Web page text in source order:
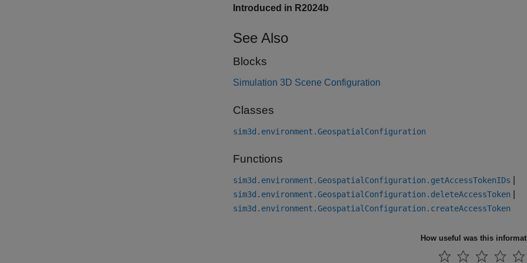
Introduced in R2024b
See Also
Blocks
Simulation 3D Scene Configuration
Classes
sim3d.environment.GeospatialConfiguration
Functions
sim3d.environment.GeospatialConfiguration.getAccessTokenIDs
sim3d.environment.GeospatialConfiguration.deleteAccessToken
sim3d.environment.GeospatialConfiguration.createAccessToken
How useful was this